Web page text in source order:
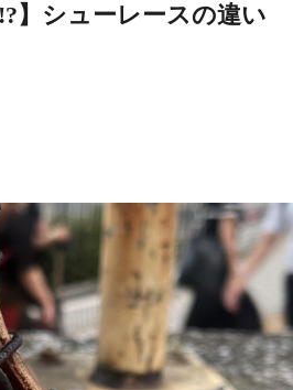
】シューレースの違い